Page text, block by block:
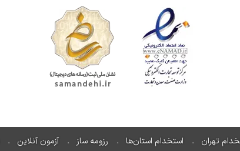
تهران استخدام استان‌ها رزومه ساز آزمون آنلاین